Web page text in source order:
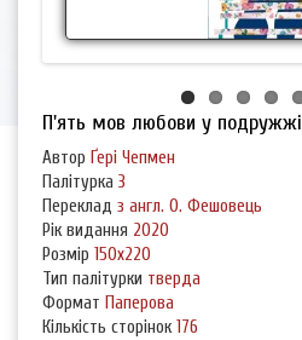
П'ять мов любови у подружжі
Автор Ґері Чепмен
Палітурка 3
Переклад з англ. О. Фешовець
Рік видання 2020
Розмір 150х220
Тип палітурки тверда
Формат Паперова
Кількість сторінок 176